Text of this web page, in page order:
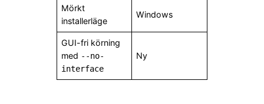
Mörkt
installerläge
Windows
GUI-fri körning
med --no-
interface
Ny